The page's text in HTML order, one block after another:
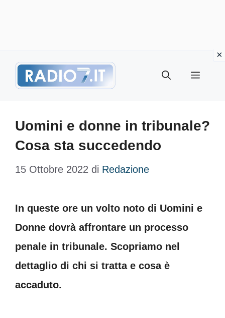
Menu
Uomini e donne in tribunale?
Cosa sta succedendo
15 Ottobre 2022 di Redazione
In queste ore un volto noto di Uomini e
Donne dovrà affrontare un processo
penale in tribunale. Scopriamo nel
dettaglio di chi si tratta e cosa è
accaduto.